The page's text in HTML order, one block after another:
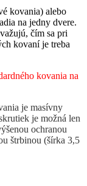
kovania) alebo
na jedny dvere.
čím sa pri
kovaní je treba
kovania na
je masívny
je možná len
ochranou
štrbinou (šírka 3,5